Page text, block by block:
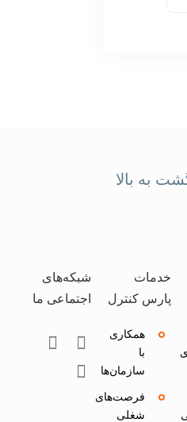
به بالا
خدمات
پارس کنترل
همکاری
با
سازمان‌ها
فرصت‌های
شغلی
شبکه‌های
اجتماعی ما